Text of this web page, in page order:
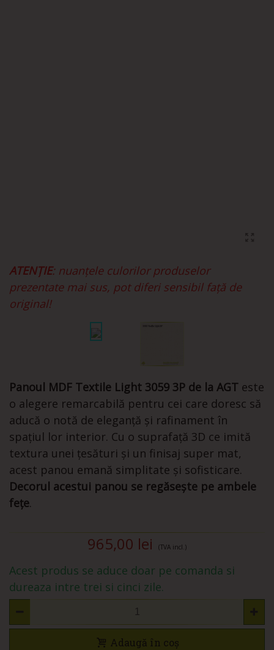
ATENȚIE: nuanțele culorilor produselor
prezentate mai sus, pot diferi sensibil față de
original!
Panoul MDF Textile Light 3059 3P de la AGT este
o alegere remarcabilă pentru cei care doresc să
aducă o notă de eleganță și rafinament în
spațiul lor interior. Cu o suprafață 3D ce imită
textura unei țesături și un finisaj super mat,
acest panou emană simplitate și sofisticare.
Decorul acestui panou se regăsește pe ambele
fețe.
965,00 lei (TVA incl.)
Acest produs se aduce doar pe comanda si
dureaza intre trei si cinci zile.
Adaugă în coș